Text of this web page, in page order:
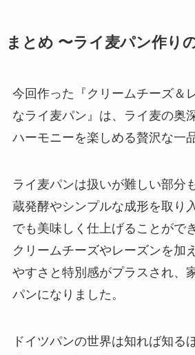
まとめ 〜ライ麦パン作り
今回作った『クリームチーズ＆
なライ麦パン』は、ライ麦の奥
ハーモニーを楽しめる贅沢な一
ライ麦パンは扱いが難しい部分
蔵発酵やシンプルな成形を取り
でも美味しく仕上げることがで
クリームチーズやレーズンを加
やすさと特別感がプラスされ、
パンになりました。
ドイツパンの世界は知れば知る